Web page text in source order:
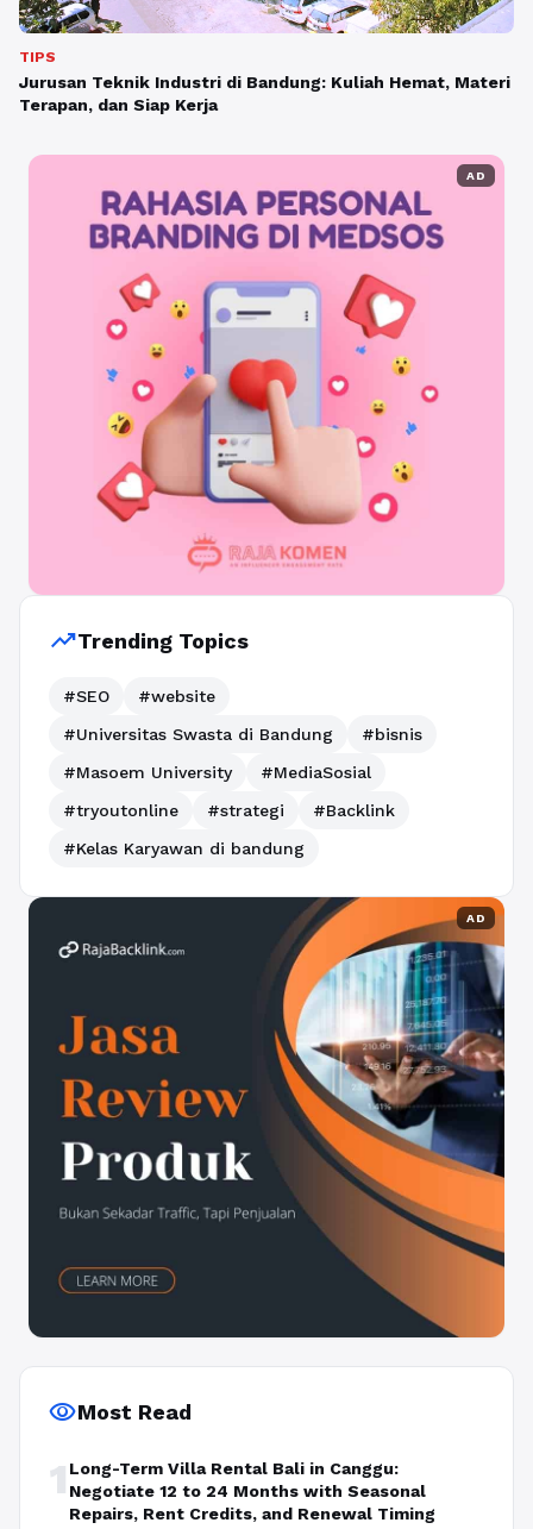
TIPS
Jurusan Teknik Industri di Bandung: Kuliah Hemat, Materi
Terapan, dan Siap Kerja
AD
trending_upTrending Topics
#SEO
#website
#Universitas Swasta di Bandung
#bisnis
#Masoem University
#MediaSosial
#tryoutonline
#strategi
#Backlink
#Kelas Karyawan di bandung
AD
visibilityMost Read
1 Long-Term Villa Rental Bali in Canggu:
Negotiate 12 to 24 Months with Seasonal
Repairs, Rent Credits, and Renewal Timing